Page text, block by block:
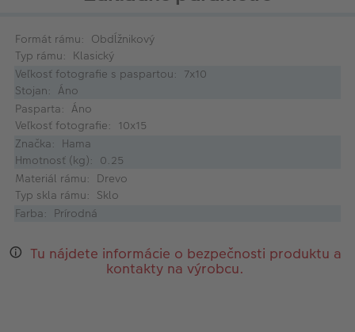
Formát rámu: Obdĺžnikový
Typ rámu: Klasický
Veľkosť fotografie s paspartou: 7x10
Stojan: Áno
Pasparta: Áno
Veľkosť fotografie: 10x15
Značka: Hama
Hmotnosť (kg): 0.25
Materiál rámu: Drevo
Typ skla rámu: Sklo
Farba: Prírodná
Tu nájdete informácie o bezpečnosti produktu a
kontakty na výrobcu.